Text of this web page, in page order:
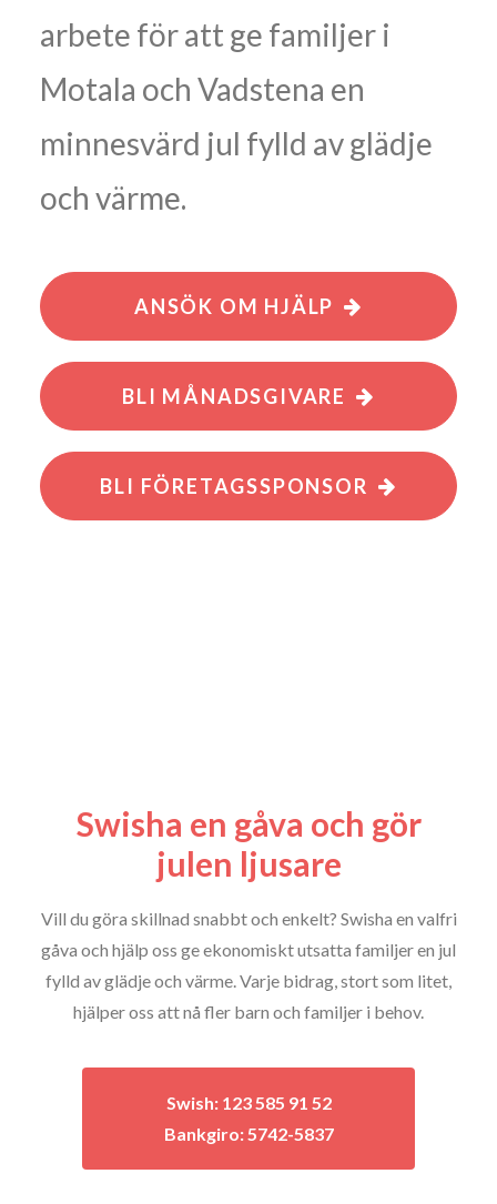
arbete för att ge familjer i
Motala och Vadstena en
minnesvärd jul fylld av glädje
och värme.
ANSÖK OM HJÄLP
BLI MÅNADSGIVARE
BLI FÖRETAGSSPONSOR
Swisha en gåva och gör
julen ljusare
Vill du göra skillnad snabbt och enkelt? Swisha en valfri
gåva och hjälp oss ge ekonomiskt utsatta familjer en jul
fylld av glädje och värme. Varje bidrag, stort som litet,
hjälper oss att nå fler barn och familjer i behov.
Swish:123 585 91 52
Bankgiro:5742-5837